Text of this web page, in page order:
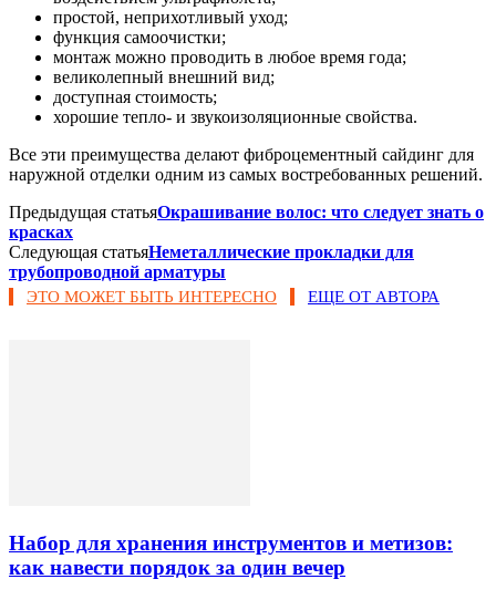
простой, неприхотливый уход;
функция самоочистки;
монтаж можно проводить в любое время года;
великолепный внешний вид;
доступная стоимость;
хорошие тепло- и звукоизоляционные свойства.
Все эти преимущества делают фиброцементный сайдинг для
наружной отделки одним из самых востребованных решений.
Предыдущая статьяОкрашивание волос: что следует знать о
красках
Следующая статьяНеметаллические прокладки для
трубопроводной арматуры
ЭТО МОЖЕТ БЫТЬ ИНТЕРЕСНО ЕЩЕ ОТ АВТОРА
Набор для хранения инструментов и метизов:
как навести порядок за один вечер